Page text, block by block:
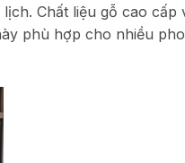
Chất liệu gỗ cao cấp
phù hợp cho nhiều